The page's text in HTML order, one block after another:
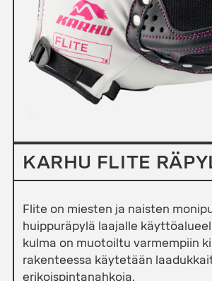
KARHU FLITE
Flite on miesten ja naisten
huippuräpylä laajalle
kulma on muotoiltu varmempiin
rakenteessa käytetään
erikoispintanahkoja.